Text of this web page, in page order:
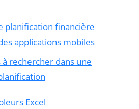
planification financière
applications mobiles
rechercher dans une
Excel